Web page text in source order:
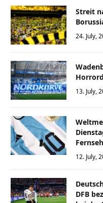
Streit
24. July,
13. July,
12. July,
DFB